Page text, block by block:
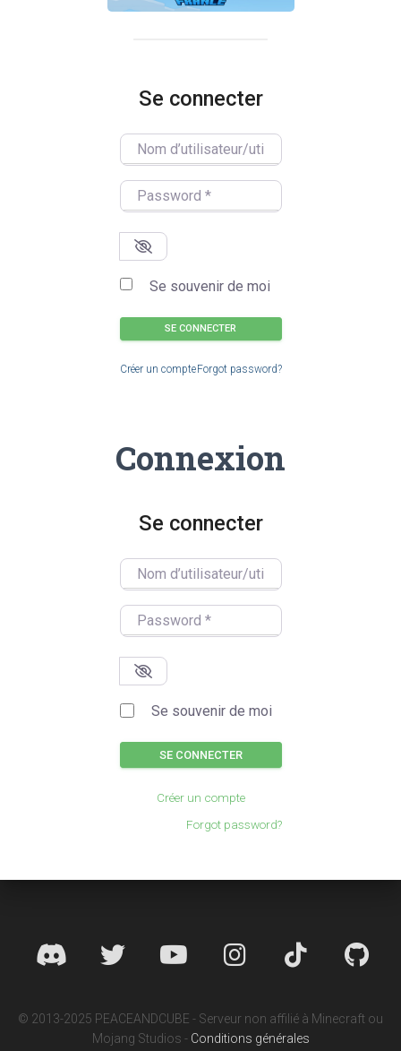
Se connecter
Nom d’utilisateur/utilisatrice
Password
Se souvenir de moi
SE CONNECTER
Créer un compteForgot password?
Connexion
Se connecter
Nom d’utilisateur/utilisatrice
Password
Se souvenir de moi
SE CONNECTER
Créer un compte
Forgot password?
© 2013-2025 PEACEANDCUBE - Serveur non affilié à Minecraft ou
Mojang Studios - Conditions générales